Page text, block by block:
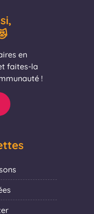
en
faites-la
!